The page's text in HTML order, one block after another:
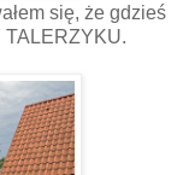
się, że gdzieś
TALERZYKU.